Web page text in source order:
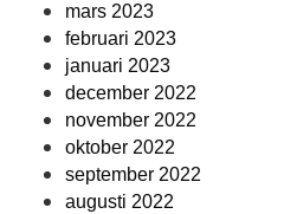
mars 2023
februari 2023
januari 2023
december 2022
november 2022
oktober 2022
september 2022
augusti 2022